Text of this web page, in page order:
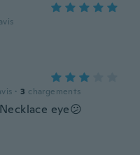
avis
· 3 chargements
eye😕